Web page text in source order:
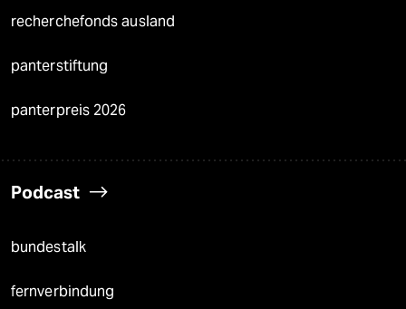
recherchefonds ausland
panterstiftung
panterpreis 2026
Podcast
bundestalk
fernverbindung